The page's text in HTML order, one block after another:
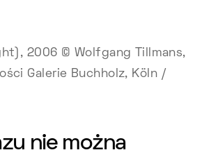
2006 © Wolfgang Tillmans,
Galerie Buchholz, Köln /
nie można